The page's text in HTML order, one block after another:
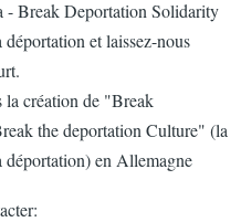
- Break Deportation Solidarity
et laissez-nous
la création de "Break
the deportation Culture" (la
déportation) en Allemagne